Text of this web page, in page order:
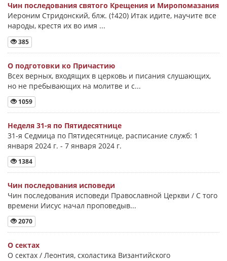
Чин последования святого Крещения и Миропомазания
Иероним Стридонский, блж. (†420) Итак идите, научите все
народы, крестя их во имя ...
385
О подготовки ко Причастию
Всех верных, входящих в церковь и писания слушающих,
но не пребывающих на молитве и с...
1059
Неделя 31-я по Пятидесятнице
31-я Седмица по Пятидесятнице, расписание служб: 1
января 2024 г. - 7 января 2024 г.
1384
Чин последования исповеди
Чин последования исповеди Православной Церкви / С того
времени Иисус начал проповедыв...
2070
О сектах
О сектах / Леонтия, схоластика Византийского